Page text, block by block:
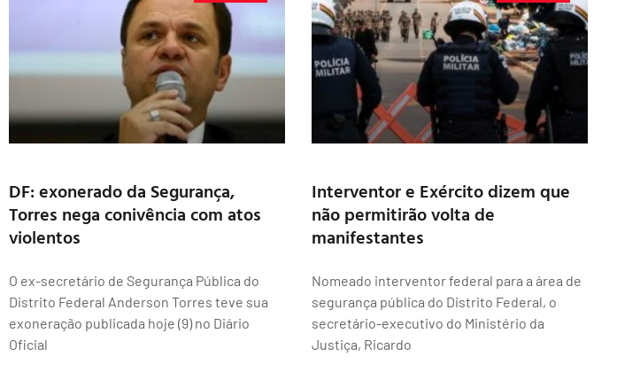
DF: exonerado da Segurança,
Torres nega conivência com atos
violentos
O ex-secretário de Segurança Pública do
Distrito Federal Anderson Torres teve sua
exoneração publicada hoje (9) no Diário
Oficial
Interventor e Exército dizem que
não permitirão volta de
manifestantes
Nomeado interventor federal para a área de
segurança pública do Distrito Federal, o
secretário-executivo do Ministério da
Justiça, Ricardo